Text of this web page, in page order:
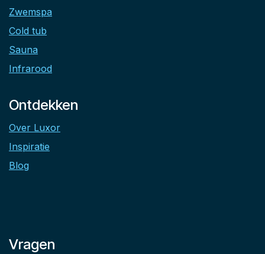
Zwemspa
Cold tub
Sauna
Infrarood
Ontdekken
Over Luxor
Inspiratie
Blog
Vragen